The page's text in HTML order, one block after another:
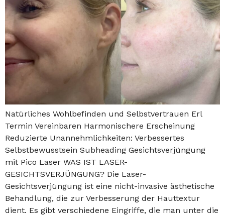
Natürliches Wohlbefinden und Selbstvertrauen Erl
Termin Vereinbaren Harmonischere Erscheinung
Reduzierte Unannehmlichkeiten: Verbessertes
Selbstbewusstsein Subheading Gesichtsverjüngung
mit Pico Laser WAS IST LASER-
GESICHTSVERJÜNGUNG? Die Laser-
Gesichtsverjüngung ist eine nicht-invasive ästhetische
Behandlung, die zur Verbesserung der Hauttextur
dient. Es gibt verschiedene Eingriffe, die man unter die